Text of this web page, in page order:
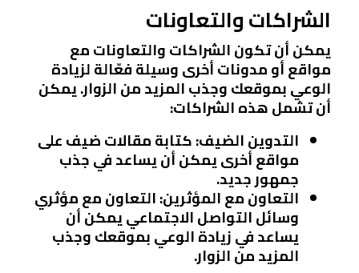
الشراكات والتعاونات
يمكن أن تكون الشراكات والتعاونات مع
مواقع أو مدونات أخرى وسيلة فعّالة لزيادة
الوعي بموقعك وجذب المزيد من الزوار. يمكن
أن تشمل هذه الشراكات:
التدوين الضيف: كتابة مقالات ضيف على
مواقع أخرى يمكن أن يساعد في جذب
جمهور جديد.
التعاون مع المؤثرين: التعاون مع مؤثري
وسائل التواصل الاجتماعي يمكن أن
يساعد في زيادة الوعي بموقعك وجذب
المزيد من الزوار.